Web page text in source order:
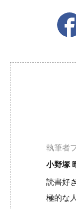
執筆者
小野塚
読書好
極的な